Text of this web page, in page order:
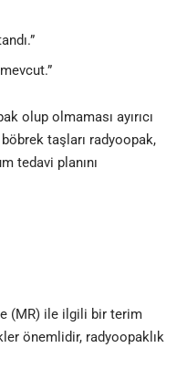
olup olmaması ayırıcı
böbrek taşları radyoopak,
tedavi planını
(MR) ile ilgili bir terim
önemlidir, radyoopaklık